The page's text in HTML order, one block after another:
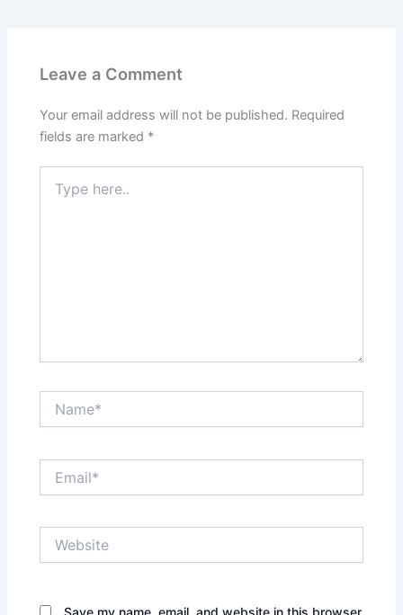
Leave a Comment
Your email address will not be published. Required
fields are marked *
here..
Save my name, email, and website in this browser